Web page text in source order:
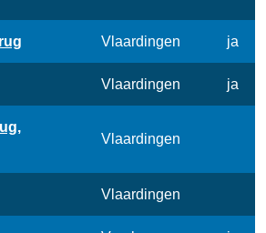
Vlaardingen ja
Vlaardingen ja
Vlaardingen
Vlaardingen